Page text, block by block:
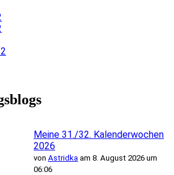
Meine 31./32. Kalenderwochen
2026
von Astridka am 8. August 2026 um
06:06